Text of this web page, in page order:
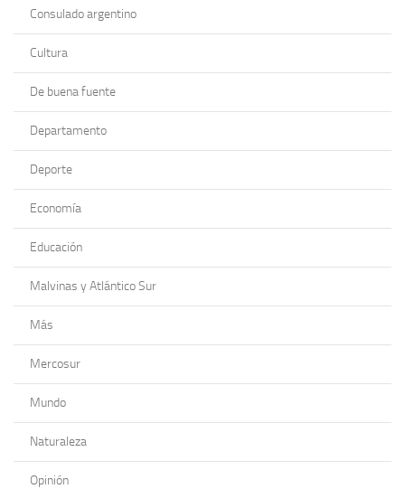
Consulado argentino
Cultura
De buena fuente
Departamento
Deporte
Economía
Educación
Malvinas y Atlántico Sur
Más
Mercosur
Mundo
Naturaleza
Opinión